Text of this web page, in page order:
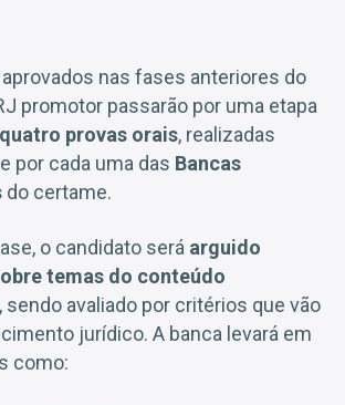
nas fases anteriores do
promotor passarão por uma etapa
quatro provas orais, realizadas
por cada uma das Bancas
do certame.
o candidato será arguido
temas do conteúdo
, sendo avaliado por critérios que vão
jurídico. A banca levará em
como: